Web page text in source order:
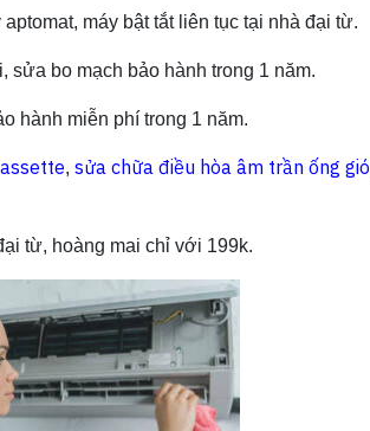
máy bật tắt liên tục tại nhà đại từ.
sửa bo mạch bảo hành trong 1 năm.
hành miễn phí trong 1 năm.
, sửa chữa điều hòa âm trần ống gió
từ, hoàng mai chỉ với 199k.